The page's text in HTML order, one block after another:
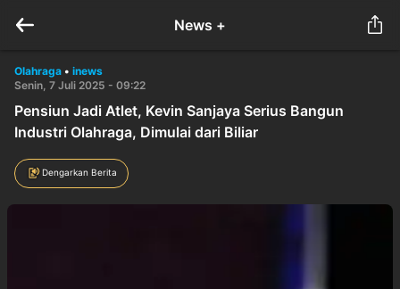
News +
Olahraga • inews
Senin, 7 Juli 2025 - 09:22
Pensiun Jadi Atlet, Kevin Sanjaya Serius Bangun
Industri Olahraga, Dimulai dari Biliar
Dengarkan Berita